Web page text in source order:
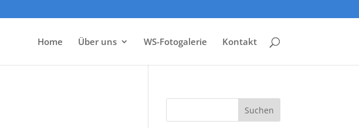
Home Über uns WS-Fotogalerie Kontakt